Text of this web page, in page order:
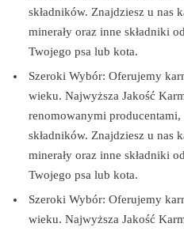
składników. Znajdziesz u nas
minerały oraz inne składniki
Twojego psa lub kota.
Szeroki Wybór: Oferujemy
wieku. Najwyższa Jakość
renomowanymi
składników. Znajdziesz u nas
minerały oraz inne składniki
Twojego psa lub kota.
Szeroki Wybór: Oferujemy
wieku. Najwyższa Jakość